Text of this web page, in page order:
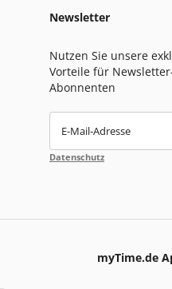
Newsletter
Nutzen Sie unsere
Vorteile für
Abonnenten
E-Mail-Adresse
Datenschutz
myTime.de